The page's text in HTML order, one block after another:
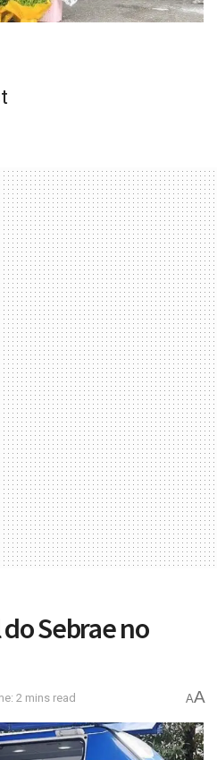
Sebrae no
2 mins read AA